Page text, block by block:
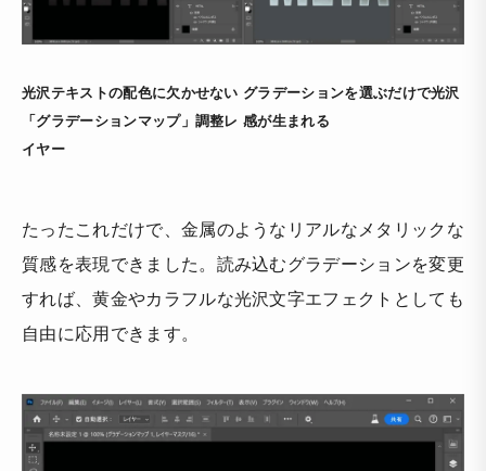
光沢テキストの配色に欠かせない
「グラデーションマップ」調整レ
イヤー
グラデーションを選ぶだけで光沢
感が生まれる
たったこれだけで、金属のようなリアルなメタリックな
質感を表現できました。読み込むグラデーションを変更
すれば、黄金やカラフルな光沢文字エフェクトとしても
自由に応用できます。